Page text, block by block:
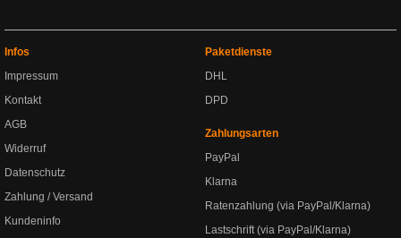
Infos
Impressum
Kontakt
AGB
Widerruf
Datenschutz
Zahlung / Versand
Kundeninfo
Paketdienste
DHL
DPD
Zahlungsarten
PayPal
Klarna
Ratenzahlung (via PayPal/Klarna)
Lastschrift (via PayPal/Klarna)